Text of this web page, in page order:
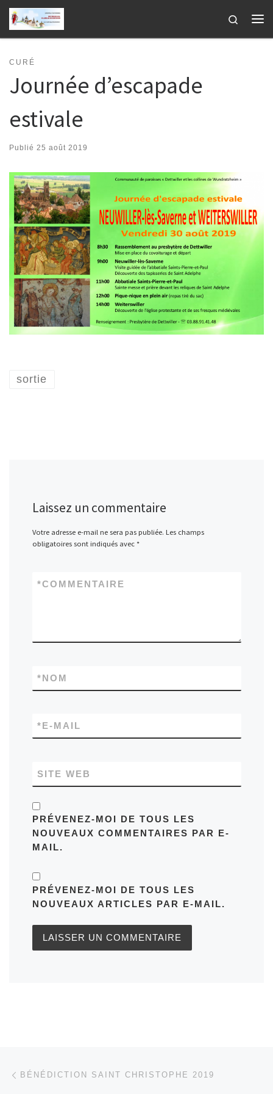
Passer au contenu
Search
CURÉ
Journée d’escapade
estivale
Publié 25 août 2019
sortie
Laissez un commentaire
Votre adresse e-mail ne sera pas publiée. Les champs
obligatoires sont indiqués avec *
COMMENTAIRE
*
NOM
*
E-MAIL
*
SITE WEB
PRÉVENEZ-MOI DE TOUS LES
NOUVEAUX COMMENTAIRES PAR E-
MAIL.
PRÉVENEZ-MOI DE TOUS LES
NOUVEAUX ARTICLES PAR E-MAIL.
Parcourir les articles
BÉNÉDICTION SAINT CHRISTOPHE 2019